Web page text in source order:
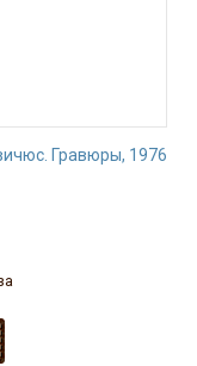
Гравюры, 1976